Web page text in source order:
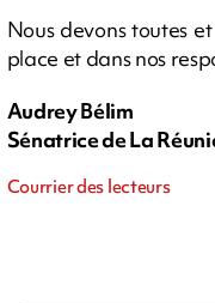
Nous devons toutes
place et dans nos
Audrey Bélim
Sénatrice de La
Courrier des lecteurs